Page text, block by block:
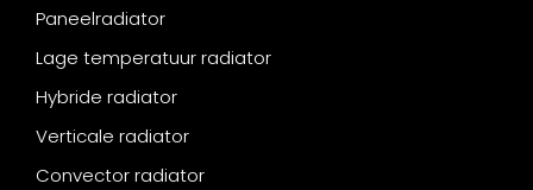
Paneelradiator
Lage temperatuur radiator
Hybride radiator
Verticale radiator
Convector radiator